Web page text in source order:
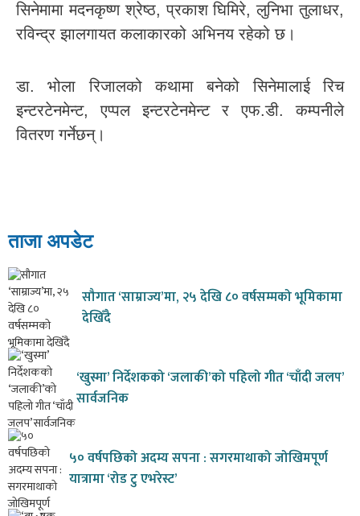
सिनेमामा मदनकृष्ण श्रेष्ठ, प्रकाश घिमिरे, लुनिभा तुलाधर,
रविन्द्र झालगायत कलाकारको अभिनय रहेको छ।
डा. भोला रिजालको कथामा बनेको सिनेमालाई रिच
इन्टरटेनमेन्ट, एप्पल इन्टरटेनमेन्ट र एफ.डी. कम्पनीले
वितरण गर्नेछन्।
ताजा अपडेट
सौगात ‘साम्राज्य’मा, २५ देखि ८० वर्षसम्मको भूमिकामा
देखिँदै
‘खुस्मा’ निर्देशकको ‘जलाकी’को पहिलो गीत ‘चाँदी जलप’
सार्वजनिक
५० वर्षपछिको अदम्य सपना : सगरमाथाको जोखिमपूर्ण
यात्रामा ‘रोड टु एभरेस्ट’